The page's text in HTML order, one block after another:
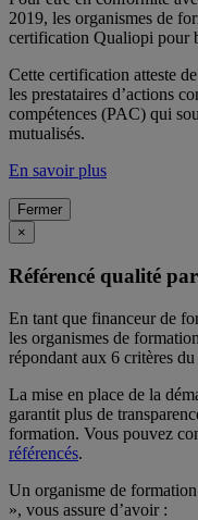
2019, les organismes de
certification Qualiopi pour
Cette certification atteste
les prestataires d’actions
compétences (PAC) qui
mutualisés.
En savoir plus
Fermer
×
Référencé qualité
En tant que financeur de
les organismes de
répondant aux 6 critères
La mise en place de la
garantit plus de
formation. Vous pouvez
référencés.
Un organisme de
», vous assure d’avoir :